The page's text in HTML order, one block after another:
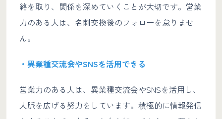
絡を取り、関係を深めていくことが大切です。営業
力のある人は、名刺交換後のフォローを怠りませ
ん。
・異業種交流会やSNSを活用できる
営業力のある人は、異業種交流会やSNSを活用し、
人脈を広げる努力をしています。積極的に情報発信